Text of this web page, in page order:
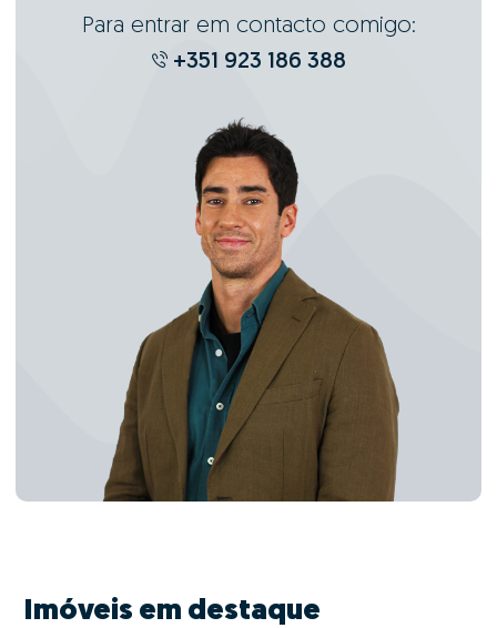
Para entrar em contacto comigo:
+351 923 186 388
Imóveis em destaque